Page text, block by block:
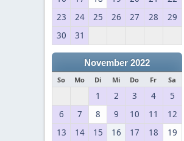
23
24 25 26 27 28
29
30
31
November 2022
So Mo Di Mi Do Fr Sa
1 2 3 4
5
6
7 8 9 10 11
12
13
14 15 16 17 18 19